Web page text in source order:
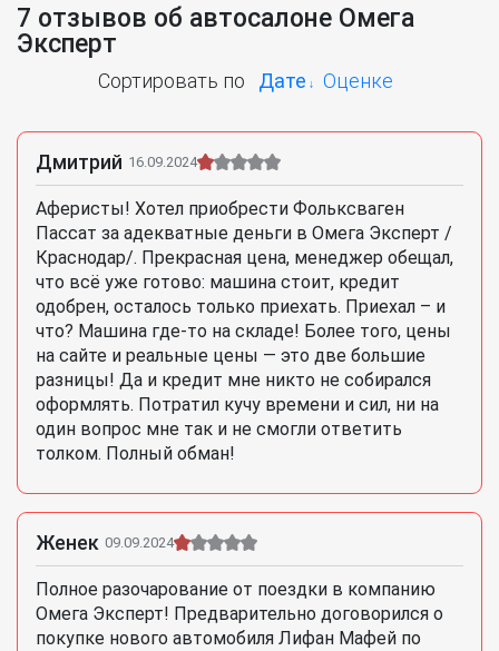
7 отзывов об автосалоне Омега
Эксперт
Сортировать по Дате Оценке
Дмитрий 16.09.2024
Аферисты! Хотел приобрести Фольксваген
Пассат за адекватные деньги в Омега Эксперт /
Краснодар/. Прекрасная цена, менеджер обещал,
что всё уже готово: машина стоит, кредит
одобрен, осталось только приехать. Приехал – и
что? Машина где-то на складе! Более того, цены
на сайте и реальные цены — это две большие
разницы! Да и кредит мне никто не собирался
оформлять. Потратил кучу времени и сил, ни на
один вопрос мне так и не смогли ответить
толком. Полный обман!
Женек 09.09.2024
Полное разочарование от поездки в компанию
Омега Эксперт! Предварительно договорился о
покупке нового автомобиля Лифан Мафей по